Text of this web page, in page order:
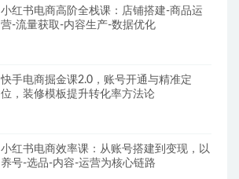
小红书电商高阶全栈课：店铺搭建-商品运
营-流量获取-内容生产-数据优化
快手电商掘金课2.0，账号开通与精准定
位，装修模板提升转化率方法论
小红书电商效率课：从账号搭建到变现，以
养号-选品-内容-运营为核心链路